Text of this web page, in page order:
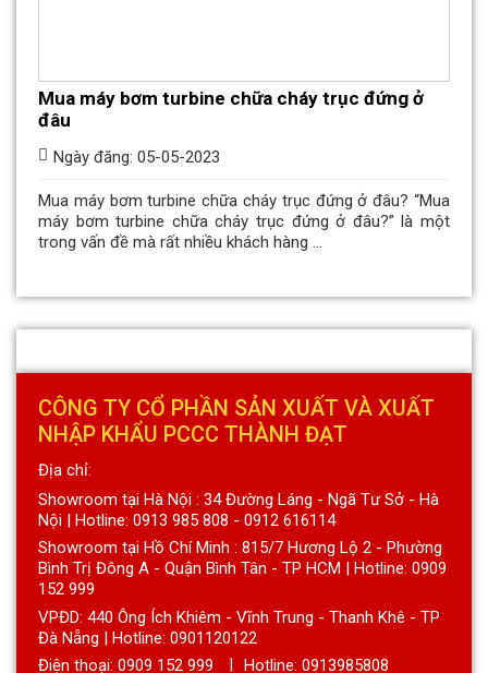
Mua máy bơm turbine chữa cháy trục đứng ở
đâu
Ngày đăng: 05-05-2023
Mua máy bơm turbine chữa cháy trục đứng ở đâu? “Mua
máy bơm turbine chữa cháy trục đứng ở đâu?” là một
trong vấn đề mà rất nhiều khách hàng ...
CÔNG TY CỔ PHẦN SẢN XUẤT VÀ XUẤT
NHẬP KHẨU PCCC THÀNH ĐẠT
Địa chỉ:
Showroom tại Hà Nội : 34 Đường Láng - Ngã Tư Sở - Hà
Nội | Hotline: 0913 985 808 - 0912 616114
Showroom tại Hồ Chí Minh : 815/7 Hương Lộ 2 - Phường
Bình Trị Đông A - Quận Bình Tân - TP HCM | Hotline: 0909
152 999
VPĐD: 440 Ông Ích Khiêm - Vĩnh Trung - Thanh Khê - TP
Đà Nẵng | Hotline: 0901120122
Điện thoại: 0909 152 999 Hotline: 0913985808